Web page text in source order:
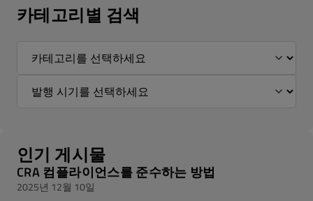
카테고리별 검색
인기 게시물
CRA 컴플라이언스를 준수하는 방법
2025년 12월 10일